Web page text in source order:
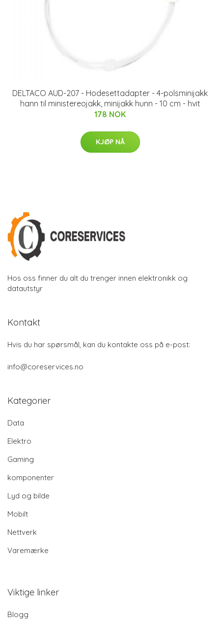
DELTACO AUD-207 - Hodesettadapter - 4-polsminijakk
hann til ministereojakk, minijakk hunn - 10 cm - hvit
178 NOK
KJØP NÅ
Hos oss finner du alt du trenger innen elektronikk og
datautstyr
Kontakt
Hvis du har spørsmål, kan du kontakte oss på e-post:
info@coreservices.no
Kategorier
Data
Elektro
Gaming
komponenter
Lyd og bilde
Mobilt
Nettverk
Varemærke
Viktige linker
Blogg